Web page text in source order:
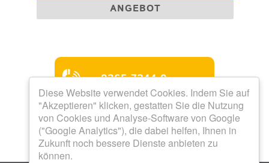
Diese Website verwendet Cookies. Indem Sie auf
"Akzeptieren" klicken, gestatten Sie die Nutzung
von Cookies und Analyse-Software von Google
("Google Analytics"), die dabei helfen, Ihnen in
Zukunft noch bessere Dienste anbieten zu
können.
ANGEBOT
0365 7344-0
Mo bis Do 8.00 - 12.00 Uhr
Mo bis Do 13.00 - 16.00
Uhr
Freitag 8.00 - 12.00 Uhr